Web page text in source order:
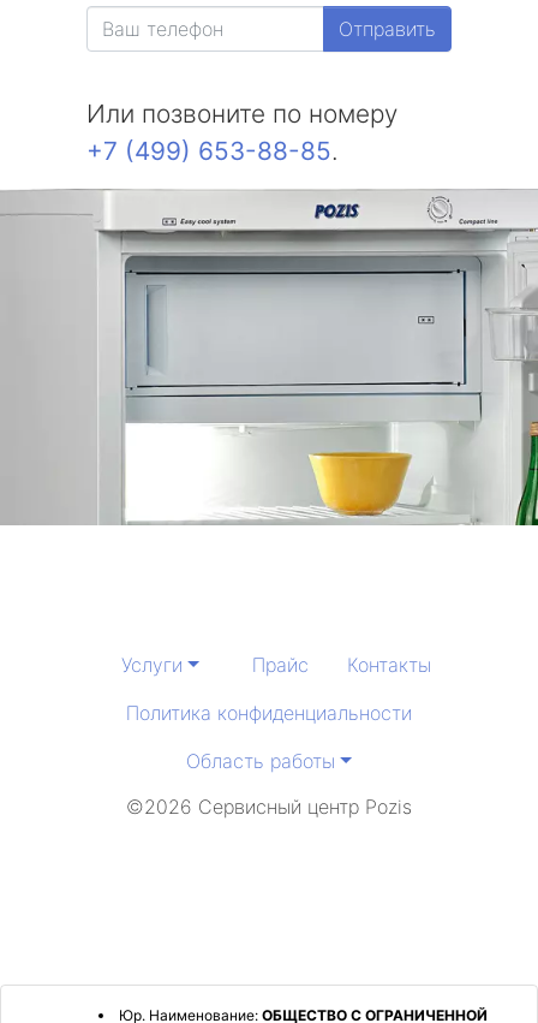
Отправить
Или позвоните по номеру
+7 (499) 653-88-85.
Услуги Прайс
Контакты
Политика конфиденциальности
Область работы
©2026 Сервисный центр Pozis
Юр. Наименование: ОБЩЕСТВО С ОГРАНИЧЕННОЙ